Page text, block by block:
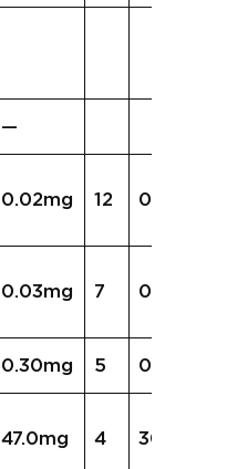
—
0.02mg 12 0.04mg
0.03mg 7 0.04mg
0.30mg 5 0.23mg
47.0mg 4 30.6mg